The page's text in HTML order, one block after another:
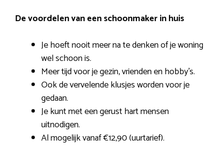
De voordelen van een schoonmaker in huis
Je hoeft nooit meer na te denken of je woning
wel schoon is.
Meer tijd voor je gezin, vrienden en hobby’s.
Ook de vervelende klusjes worden voor je
gedaan.
Je kunt met een gerust hart mensen
uitnodigen.
Al mogelijk vanaf €12,90 (uurtarief).